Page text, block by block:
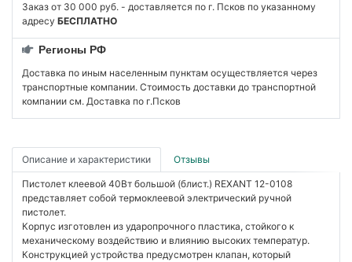
Заказ от 30 000 руб. - доставляется по г. Псков по указанному
адресу БЕСПЛАТНО
Регионы РФ
Доставка по иным населенным пунктам осуществляется через
транспортные компании. Стоимость доставки до транспортной
компании см. Доставка по г.Псков
Описание и характеристики Отзывы
Пистолет клеевой 40Вт большой (блист.) REXANT 12-0108
представляет собой термоклеевой электрический ручной
пистолет.
Корпус изготовлен из ударопрочного пластика, стойкого к
механическому воздействию и влиянию высоких температур.
Конструкцией устройства предусмотрен клапан, который